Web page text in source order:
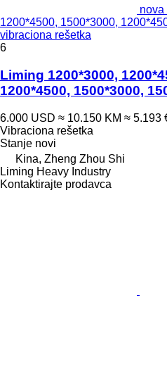
nova
1200*4500, 1500*3000,
vibraciona rešetka
6
Liming 1200*3000,
1200*4500, 1500*3000,
6.000 USD ≈ 10.150 KM ≈ 5.193
Vibraciona rešetka
Stanje novi
Kina, Zheng Zhou Shi
Liming Heavy Industry
Kontaktirajte prodavca